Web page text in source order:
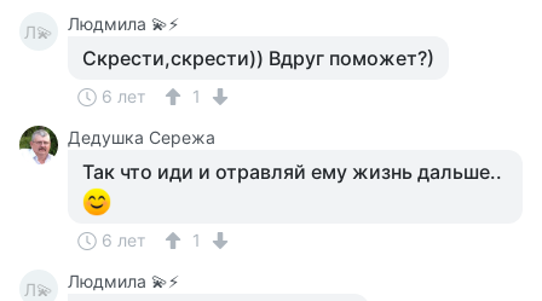
Л💫 Людмила 💫⚡
Скрести,скрести)) Вдруг поможет?)
6 лет
1
Дедушка Сережа
Так что иди и отравляй ему жизнь дальше..
6 лет 1
Л💫 Людмила 💫⚡